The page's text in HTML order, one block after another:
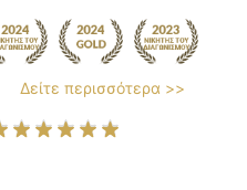
Δείτε περισσότερα >>